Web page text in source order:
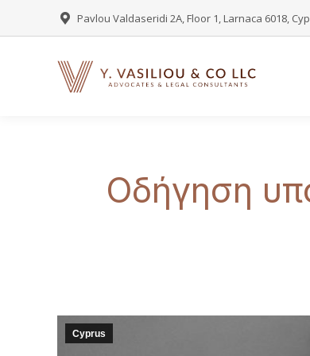
Pavlou Valdaseridi 2A, Floor 1, Larnaca 6018,
Οδήγηση
Cyprus